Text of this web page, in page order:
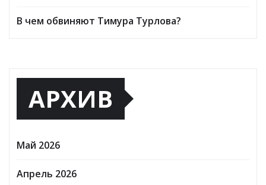
В чем обвиняют Тимура Турлова?
АРХИВ
Май 2026
Апрель 2026